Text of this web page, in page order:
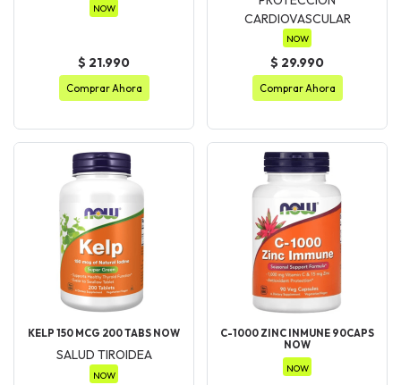
NOW
$ 21.990
Comprar Ahora
CARDIOVASCULAR
NOW
$ 29.990
Comprar Ahora
KELP 150 MCG 200 TABS NOW
SALUD TIROIDEA
NOW
C-1000 ZINC INMUNE 90CAPS
NOW
NOW